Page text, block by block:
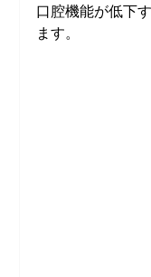
口腔機能が低下
ます。